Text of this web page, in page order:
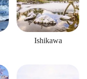
Ishikawa